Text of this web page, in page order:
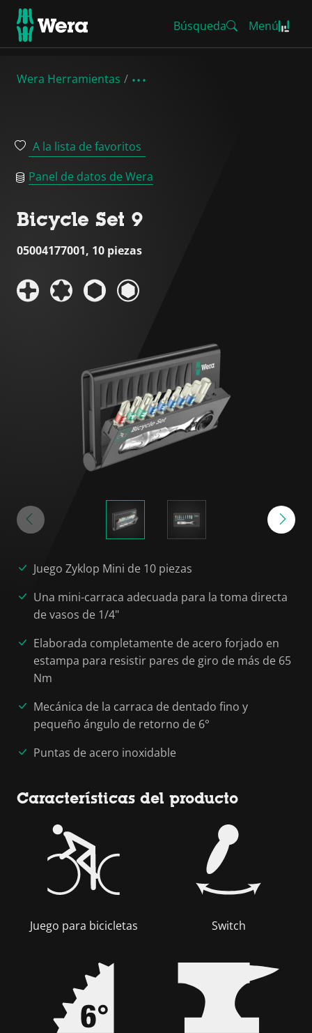
Búsqueda Menú
Wera Herramientas
A la lista de favoritos
Panel de datos de Wera
Bicycle Set 9
05004177001, 10 piezas
Juego Zyklop Mini de 10 piezas
Una mini-carraca adecuada para la toma directa
de vasos de 1/4"
Elaborada completamente de acero forjado en
estampa para resistir pares de giro de más de 65
Nm
Mecánica de la carraca de dentado fino y
pequeño ángulo de retorno de 6°
Puntas de acero inoxidable
Características del producto
Juego para bicicletas Switch